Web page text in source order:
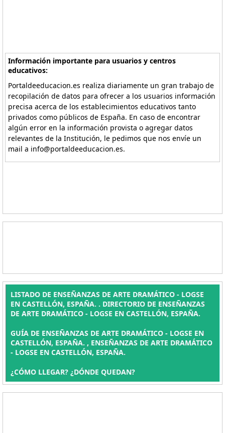
Información importante para usuarios y centros
educativos:
Portaldeeducacion.es realiza diariamente un gran trabajo de
recopilación de datos para ofrecer a los usuarios información
precisa acerca de los establecimientos educativos tanto
privados como públicos de España. En caso de encontrar
algún error en la información provista o agregar datos
relevantes de la Institución, le pedimos que nos envíe un
mail a info@portaldeeducacion.es.
LISTADO DE ENSEÑANZAS DE ARTE DRAMÁTICO - LOGSE
EN CASTELLÓN, ESPAÑA. . DIRECTORIO DE ENSEÑANZAS
DE ARTE DRAMÁTICO - LOGSE EN CASTELLÓN, ESPAÑA.
GUÍA DE ENSEÑANZAS DE ARTE DRAMÁTICO - LOGSE EN
CASTELLÓN, ESPAÑA. , ENSEÑANZAS DE ARTE DRAMÁTICO
- LOGSE EN CASTELLÓN, ESPAÑA.
¿CÓMO LLEGAR? ¿DÓNDE QUEDAN?